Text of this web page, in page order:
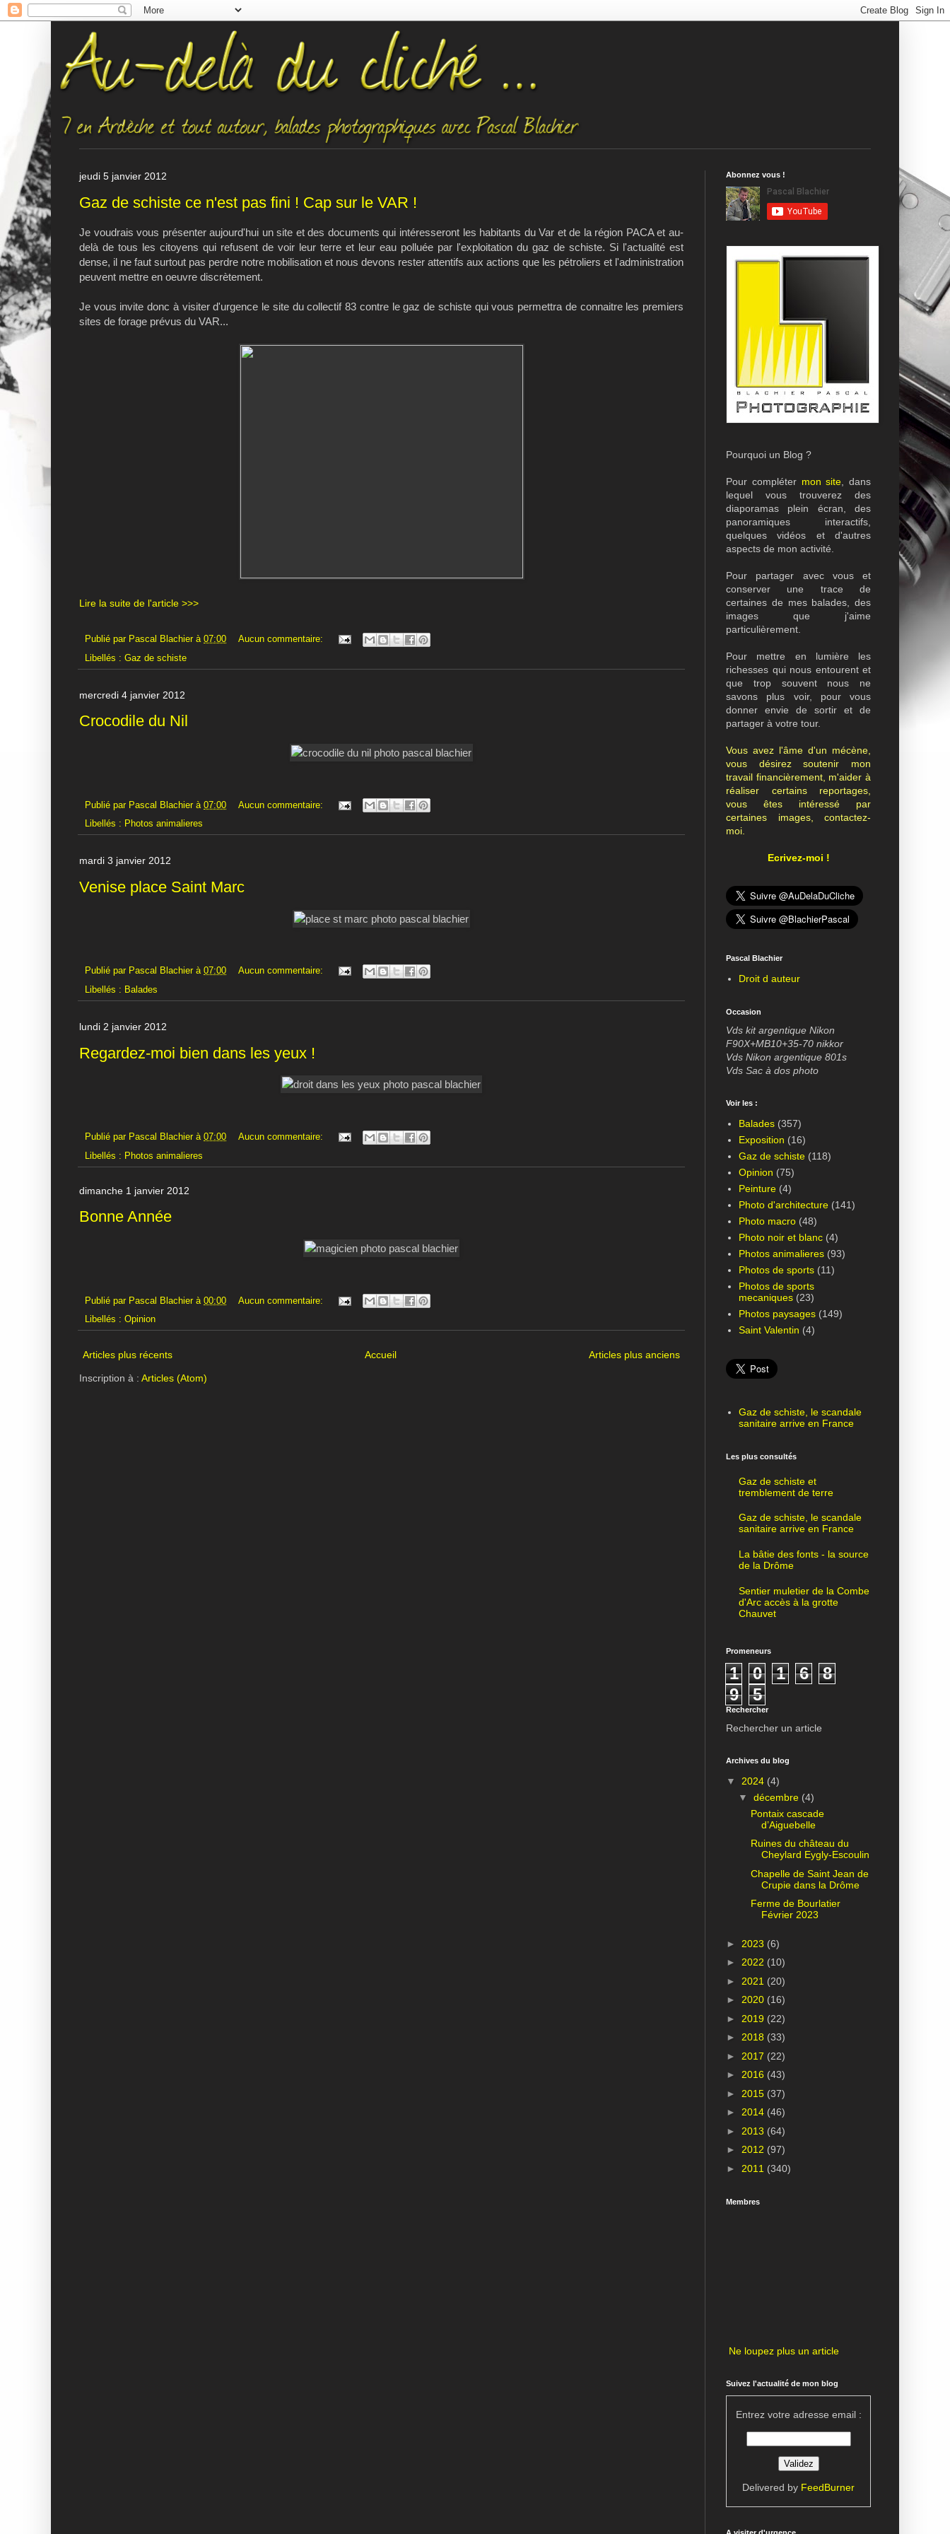
jeudi 5 janvier 2012
Gaz de schiste ce n'est pas fini ! Cap sur le VAR !
Je voudrais vous présenter aujourd'hui un site et des documents qui intéresseront les habitants du Var et de la région PACA et au-
delà de tous les citoyens qui refusent de voir leur terre et leur eau polluée par l'exploitation du gaz de schiste. Si l'actualité est
dense, il ne faut surtout pas perdre notre mobilisation et nous devons rester attentifs aux actions que les pétroliers et l'administration
peuvent mettre en oeuvre discrètement.
Je vous invite donc à visiter d'urgence le site du collectif 83 contre le gaz de schiste qui vous permettra de connaitre les premiers
sites de forage prévus du VAR...
Lire la suite de l'article >>>
Publié par Pascal Blachier à 07:00
Aucun commentaire:
Libellés : Gaz de schiste
mercredi 4 janvier 2012
Crocodile du Nil
Publié par Pascal Blachier à 07:00
Aucun commentaire:
Libellés : Photos animalieres
mardi 3 janvier 2012
Venise place Saint Marc
Publié par Pascal Blachier à 07:00
Aucun commentaire:
Libellés : Balades
lundi 2 janvier 2012
Regardez-moi bien dans les yeux !
Publié par Pascal Blachier à 07:00
Aucun commentaire:
Libellés : Photos animalieres
dimanche 1 janvier 2012
Bonne Année
Publié par Pascal Blachier à 00:00
Aucun commentaire:
Libellés : Opinion
Articles plus récents Articles plus anciens
Accueil
Inscription à : Articles (Atom)
Abonnez vous !
Pourquoi un Blog ?
Pour compléter mon site , dans
lequel vous trouverez des
diaporamas plein écran, des
panoramiques interactifs,
quelques vidéos et d'autres
aspects de mon activité.
Pour partager avec vous et
conserver une trace de
certaines de mes balades, des
images que j'aime
particulièrement.
Pour mettre en lumière les
richesses qui nous entourent et
que trop souvent nous ne
savons plus voir, pour vous
donner envie de sortir et de
partager à votre tour.
Vous avez l'âme d'un mécène,
vous désirez soutenir mon
travail financièrement, m'aider à
réaliser certains reportages,
vous êtes intéressé par
certaines images, contactez-
moi.
Ecrivez-moi !
Pascal Blachier
Droit d auteur
Occasion
Vds kit argentique Nikon
F90X+MB10+35-70 nikkor
Vds Nikon argentique 801s
Vds Sac à dos photo
Voir les :
Balades (357)
Exposition (16)
Gaz de schiste (118)
Opinion (75)
Peinture (4)
Photo d'architecture (141)
Photo macro (48)
Photo noir et blanc (4)
Photos animalieres (93)
Photos de sports (11)
Photos de sports
mecaniques (23)
Photos paysages (149)
Saint Valentin (4)
Gaz de schiste, le scandale
sanitaire arrive en France
Les plus consultés
Gaz de schiste et
tremblement de terre
Gaz de schiste, le scandale
sanitaire arrive en France
La bâtie des fonts - la source
de la Drôme
Sentier muletier de la Combe
d'Arc accès à la grotte
Chauvet
Promeneurs
1 0 1 6
8
9
5
Rechercher
Rechercher un article
Archives du blog
▼ 2024 (4)
▼ décembre (4)
Pontaix cascade
d’Aiguebelle
Ruines du château du
Cheylard Eygly-Escoulin
Chapelle de Saint Jean de
Crupie dans la Drôme
Ferme de Bourlatier
Février 2023
► 2023 (6)
► 2022 (10)
► 2021 (20)
► 2020 (16)
► 2019 (22)
► 2018 (33)
► 2017 (22)
► 2016 (43)
► 2015 (37)
► 2014 (46)
► 2013 (64)
► 2012 (97)
► 2011 (340)
Membres
Ne loupez plus un article
Suivez l'actualité de mon blog
Entrez votre adresse email :
Delivered by FeedBurner